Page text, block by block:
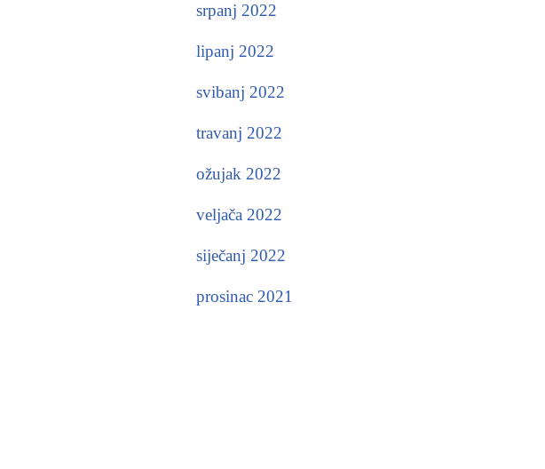
srpanj 2022
lipanj 2022
svibanj 2022
travanj 2022
ožujak 2022
veljača 2022
siječanj 2022
prosinac 2021